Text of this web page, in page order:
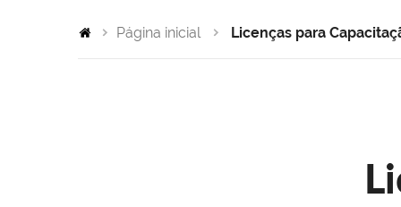
Página inicial Licenças para